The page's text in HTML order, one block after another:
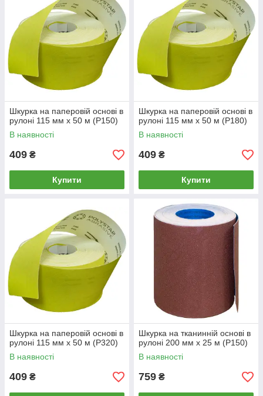
Шкурка на паперовій основі в
рулоні 115 мм х 50 м (P150)
В наявності
409 ₴
Купити
Шкурка на паперовій основі в
рулоні 115 мм х 50 м (P180)
В наявності
409 ₴
Купити
Шкурка на паперовій основі в
рулоні 115 мм х 50 м (P320)
В наявності
409 ₴
Шкурка на тканинній основі в
рулоні 200 мм х 25 м (P150)
В наявності
759 ₴